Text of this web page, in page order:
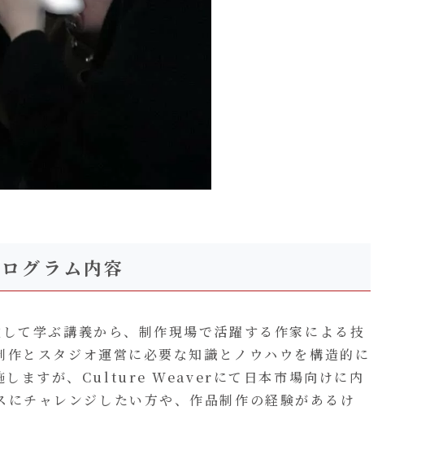
グラム内容
学ぶ講義から、制作現場で活躍する作家による技
とスタジオ運営に必要な知識とノウハウを構造的に
しますが、Culture Weaverにて日本市場向けに内
チャレンジしたい方や、作品制作の経験があるけ